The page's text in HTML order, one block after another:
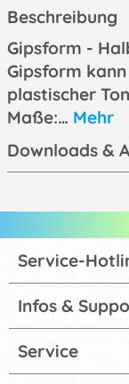
Beschreibung
Gipsform -
Gipsform
plastischer
Maße:… Mehr
Downloads &
Service-
Infos &
Service